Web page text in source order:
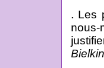
. Les